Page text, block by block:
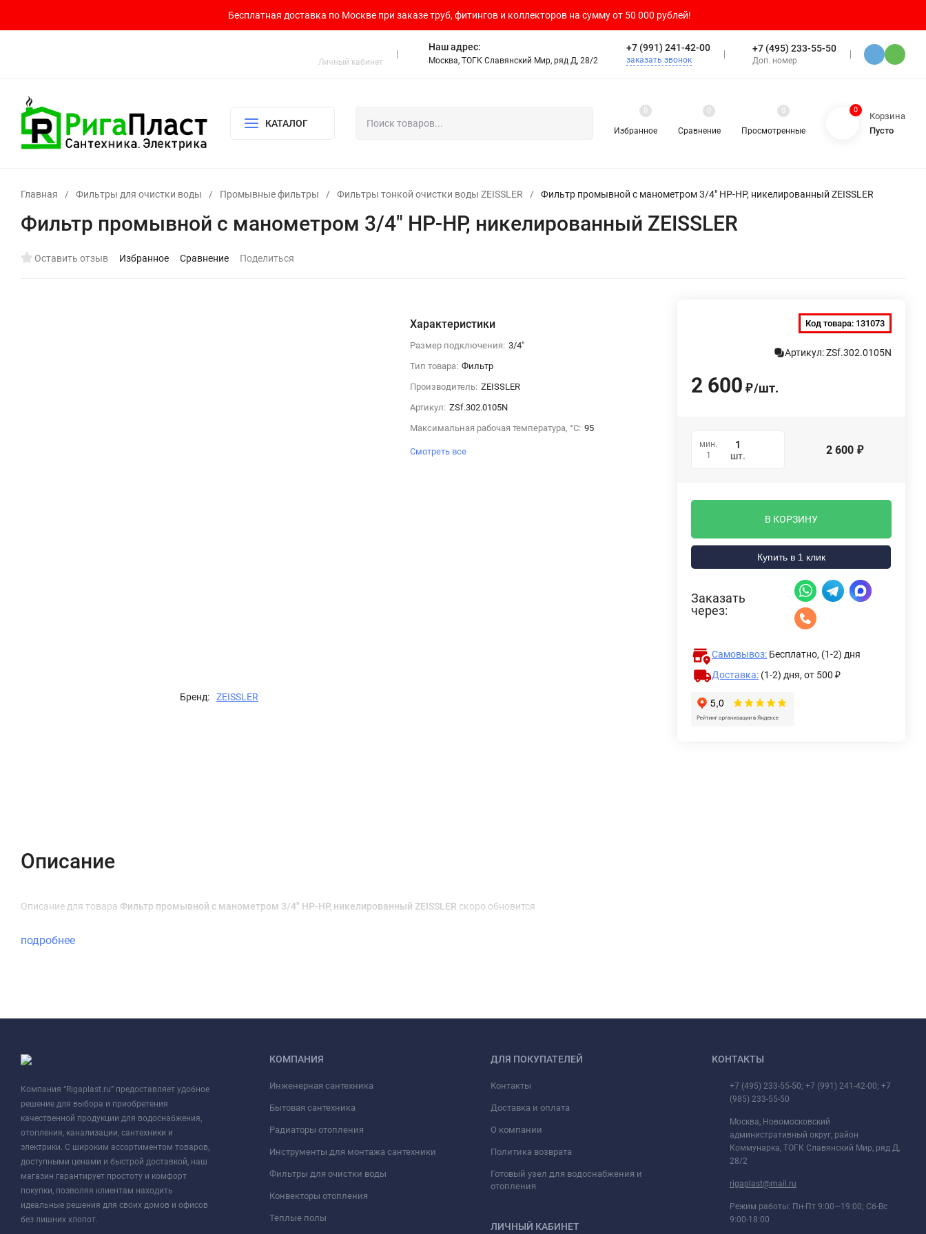
Бесплатная доставка по Москве при заказе труб, фитингов и коллекторов на сумму от 50 000 рублей!
Личный кабинет
Наш адрес:
Москва, ТОГК Славянский Мир, ряд Д, 28/2
+7 (991) 241-42-00
заказать звонок
+7 (495) 233-55-50
Доп. номер
КАТАЛОГ
Избранное
0
Сравнение
0
Просмотренные
0 0
Корзина
Пусто
Главная / Фильтры для очистки воды / Промывные фильтры / Фильтры тонкой очистки воды ZEISSLER / Фильтр промывной с манометром 3/4" НР-НР, никелированный ZEISSLER
Фильтр промывной с манометром 3/4" НР-НР, никелированный ZEISSLER
Оставить отзыв Избранное Сравнение Поделиться
Бренд: ZEISSLER
Характеристики
Размер подключения: 3/4"
Тип товара: Фильтр
Производитель: ZEISSLER
Артикул: ZSf.302.0105N
Максимальная рабочая температура, °С: 95
Смотреть все
Код товара: 131073
Артикул: ZSf.302.0105N
2 600 ₽/шт.
мин.
1
шт. 2 600 ₽
В КОРЗИНУ
Купить в 1 клик
Заказать
через:
Самовывоз: Бесплатно, (1-2) дня
Доставка: (1-2) дня,от 500 ₽
Описание
Описание для товара Фильтр промывной с манометром 3/4" НР-НР, никелированный ZEISSLER скоро обновится
подробнее
Компания “Rigaplast.ru” предоставляет удобное
решение для выбора и приобретения
качественной продукции для водоснабжения,
отопления, канализации, сантехники и
электрики. С широким ассортиментом товаров,
доступными ценами и быстрой доставкой, наш
магазин гарантирует простоту и комфорт
покупки, позволяя клиентам находить
идеальные решения для своих домов и офисов
без лишних хлопот.
КОМПАНИЯ
Инженерная сантехника
Бытовая сантехника
Радиаторы отопления
Инструменты для монтажа сантехники
Фильтры для очистки воды
Конвекторы отопления
Теплые полы
ДЛЯ ПОКУПАТЕЛЕЙ
Контакты
Доставка и оплата
О компании
Политика возврата
Готовый узел для водоснабжения и
отопления
ЛИЧНЫЙ КАБИНЕТ
КОНТАКТЫ
+7 (495) 233-55-50; +7 (991) 241-42-00; +7
(985) 233-55-50
Москва, Новомосковский
административный округ, район
Коммунарка, ТОГК Славянский Мир, ряд Д,
28/2
rigaplast@mail.ru
Режим работы: Пн-Пт 9:00—19:00; Сб-Вс
9:00-18:00